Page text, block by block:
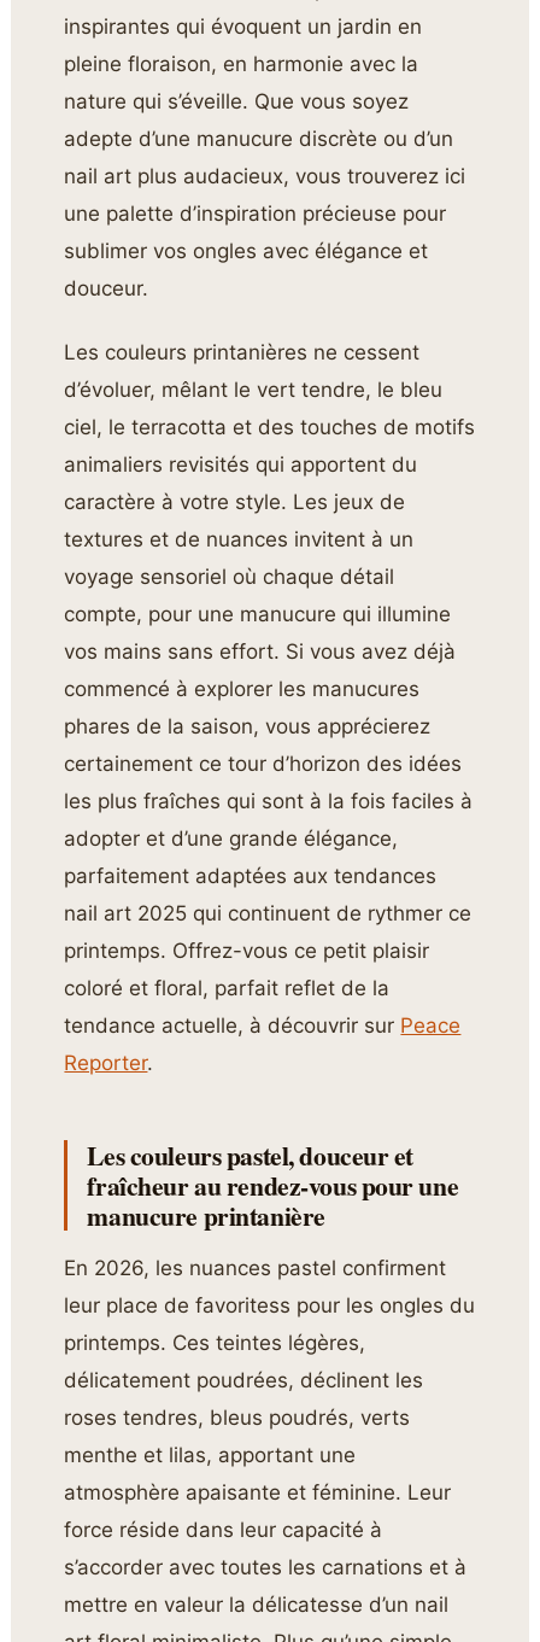
inspirantes qui évoquent un jardin en
pleine floraison, en harmonie avec la
nature qui s’éveille. Que vous soyez
adepte d’une manucure discrète ou d’un
nail art plus audacieux, vous trouverez ici
une palette d’inspiration précieuse pour
sublimer vos ongles avec élégance et
douceur.
Les couleurs printanières ne cessent
d’évoluer, mêlant le vert tendre, le bleu
ciel, le terracotta et des touches de motifs
animaliers revisités qui apportent du
caractère à votre style. Les jeux de
textures et de nuances invitent à un
voyage sensoriel où chaque détail
compte, pour une manucure qui illumine
vos mains sans effort. Si vous avez déjà
commencé à explorer les manucures
phares de la saison, vous apprécierez
certainement ce tour d’horizon des idées
les plus fraîches qui sont à la fois faciles à
adopter et d’une grande élégance,
parfaitement adaptées aux tendances
nail art 2025 qui continuent de rythmer ce
printemps. Offrez-vous ce petit plaisir
coloré et floral, parfait reflet de la
tendance actuelle, à découvrir sur Peace
Reporter.
Les couleurs pastel, douceur et
fraîcheur au rendez-vous pour une
manucure printanière
En 2026, les nuances pastel confirment
leur place de favoritess pour les ongles du
printemps. Ces teintes légères,
délicatement poudrées, déclinent les
roses tendres, bleus poudrés, verts
menthe et lilas, apportant une
atmosphère apaisante et féminine. Leur
force réside dans leur capacité à
s’accorder avec toutes les carnations et à
mettre en valeur la délicatesse d’un nail